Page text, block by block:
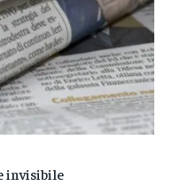
invisibile